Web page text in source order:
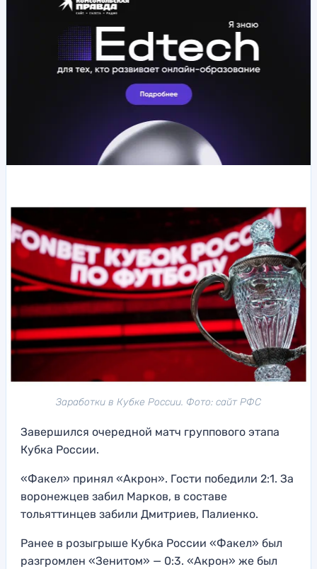
Заработки в Кубке России. Фото: сайт РФС
Завершился очередной матч группового этапа
Кубка России.
«Факел» принял «Акрон». Гости победили 2:1. За
воронежцев забил Марков, в составе
тольяттинцев забили Дмитриев, Палиенко.
Ранее в розыгрыше Кубка России «Факел» был
разгромлен «Зенитом» — 0:3. «Акрон» же был